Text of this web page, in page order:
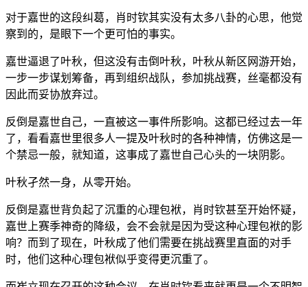
对于嘉世的这段纠葛，肖时钦其实没有太多八卦的心思，他觉
察到的，是眼下一个更可怕的事实。
嘉世逼退了叶秋，但这没有击倒叶秋，叶秋从新区网游开始，
一步一步谋划筹备，再到组织战队，参加挑战赛，丝毫都没有
因此而妥协放弃过。
反倒是嘉世自己，一直被这一事件所影响。这都已经过去一年
了，看看嘉世里很多人一提及叶秋时的各种神情，仿佛这是一
个禁忌一般，就知道，这事成了嘉世自己心头的一块阴影。
叶秋孑然一身，从零开始。
反倒是嘉世背负起了沉重的心理包袱，肖时钦甚至开始怀疑，
嘉世上赛季神奇的降级，会不会就是因为受这种心理包袱的影
响？而到了现在，叶秋成了他们需要在挑战赛里直面的对手
时，他们这种心理包袱似乎变得更沉重了。